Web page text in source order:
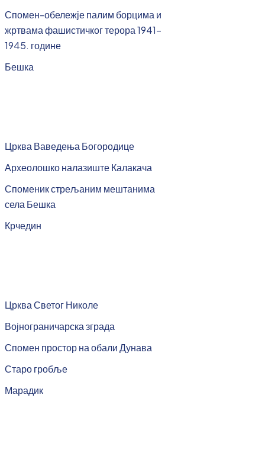
Спомен-обележје палим борцима и
жртвама фашистичког терора 1941-
1945. године
Бешка
Црква Ваведења Богородице
Археолошко налазиште Калакача
Споменик стрељаним мештанима
села Бешка
Крчедин
Црква Светог Николе
Војнограничарска зграда
Спомен простор на обали Дунава
Старо гробље
Марадик